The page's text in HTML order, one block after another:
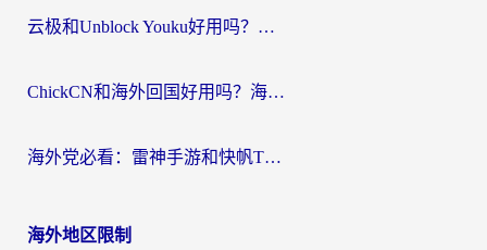
云极和Unblock Youku好用吗？海外党亲测+2026回国加速器避坑指南
ChickCN和海外回国好用吗？海外党2026亲测：从手游到影音，选对加速器的3个关键
海外党必看：雷神手游和快帆TV版好用吗？3步选对回国加速器不踩坑
海外地区限制